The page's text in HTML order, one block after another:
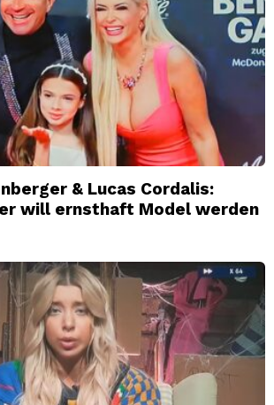
& Lucas Cordalis:
will ernsthaft Model werden